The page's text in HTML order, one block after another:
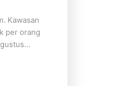
Kawasan
per orang